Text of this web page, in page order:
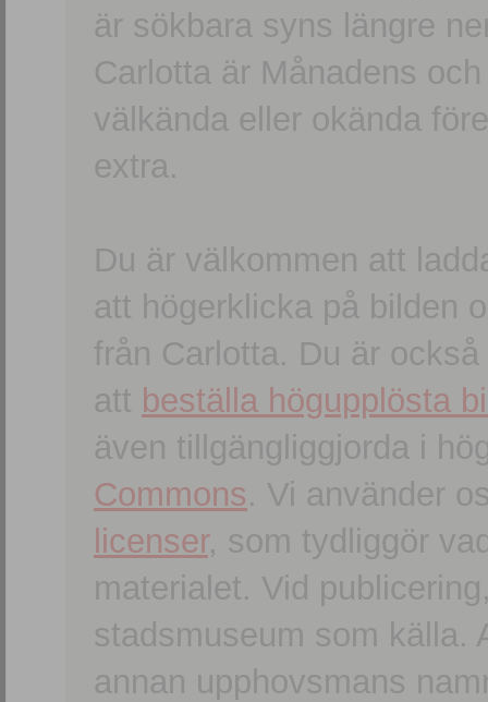
är sökbara syns längre
Carlotta är Månadens
välkända eller okända
extra.
Du är välkommen att
att högerklicka på bilden
från Carlotta. Du är
att beställa högupplösta
även tillgängliggjorda i
Commons. Vi använder
licenser, som tydliggör
materialet. Vid
stadsmuseum som källa.
annan upphovsmans